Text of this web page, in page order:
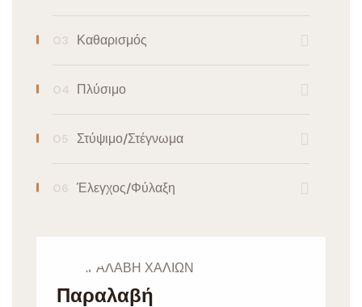
Καθαρισμός
Πλύσιμο
Στύψιμο/Στέγνωμα
Έλεγχος/Φύλαξη
Παραλαβή